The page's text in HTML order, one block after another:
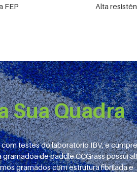
FEP Alta
Sua Quadra
testes do laboratório IBV, e
de paddle CCGrass possui
gramados com estrutura fibrilada e